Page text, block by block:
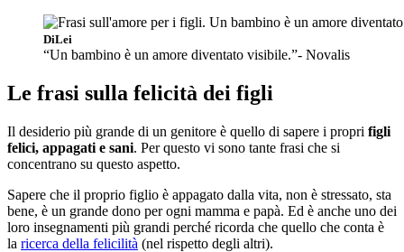
DiLei
“Un bambino è un amore diventato visibile.”- Novalis
Le frasi sulla felicità dei figli
Il desiderio più grande di un genitore è quello di sapere i propri figli
felici, appagati e sani. Per questo vi sono tante frasi che si
concentrano su questo aspetto.
Sapere che il proprio figlio è appagato dalla vita, non è stressato, sta
bene, è un grande dono per ogni mamma e papà. Ed è anche uno dei
loro insegnamenti più grandi perché ricorda che quello che conta è
la ricerca della felicilità (nel rispetto degli altri).